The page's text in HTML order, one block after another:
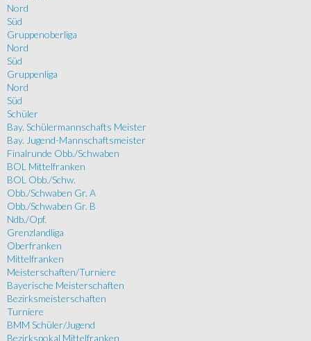
Nord
Süd
Gruppenoberliga
Nord
Süd
Gruppenliga
Nord
Süd
Schüler
Bay. Schülermannschafts Meister
Bay. Jugend-Mannschaftsmeister
Finalrunde Obb./Schwaben
BOL Mittelfranken
BOL Obb./Schw.
Obb./Schwaben Gr. A
Obb./Schwaben Gr. B
Ndb./Opf.
Grenzlandliga
Oberfranken
Mittelfranken
Meisterschaften/Turniere
Bayerische Meisterschaften
Bezirksmeisterschaften
Turniere
BMM Schüler/Jugend
Bezirkspokal Mittelfranken